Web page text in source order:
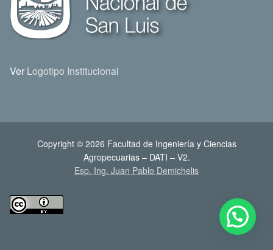
Ver Logotipo Institucional
Copyright © 2026 Facultad de Ingeniería y Ciencias
Agropecuarias – DATI – V2.
Esp. Ing. Juan Pablo Demichelis